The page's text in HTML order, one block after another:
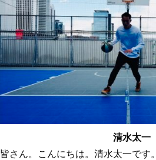
清水太一
皆さん。こんにちは。清水太一です。